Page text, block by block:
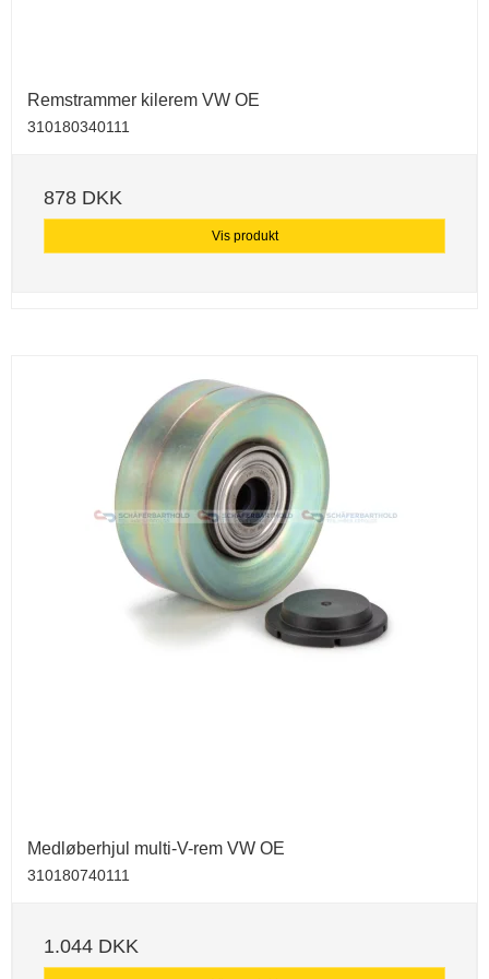
Remstrammer kilerem VW OE
310180340111
878 DKK
Vis produkt
Medløberhjul multi-V-rem VW OE
310180740111
1.044 DKK